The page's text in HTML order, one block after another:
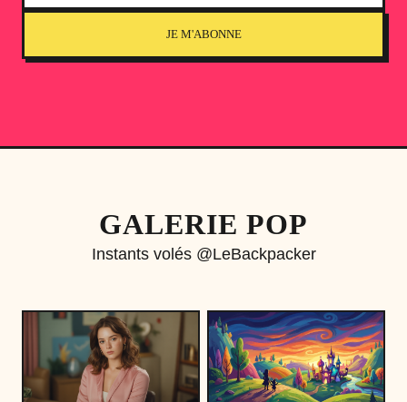
JE M'ABONNE
GALERIE POP
Instants volés @LeBackpacker